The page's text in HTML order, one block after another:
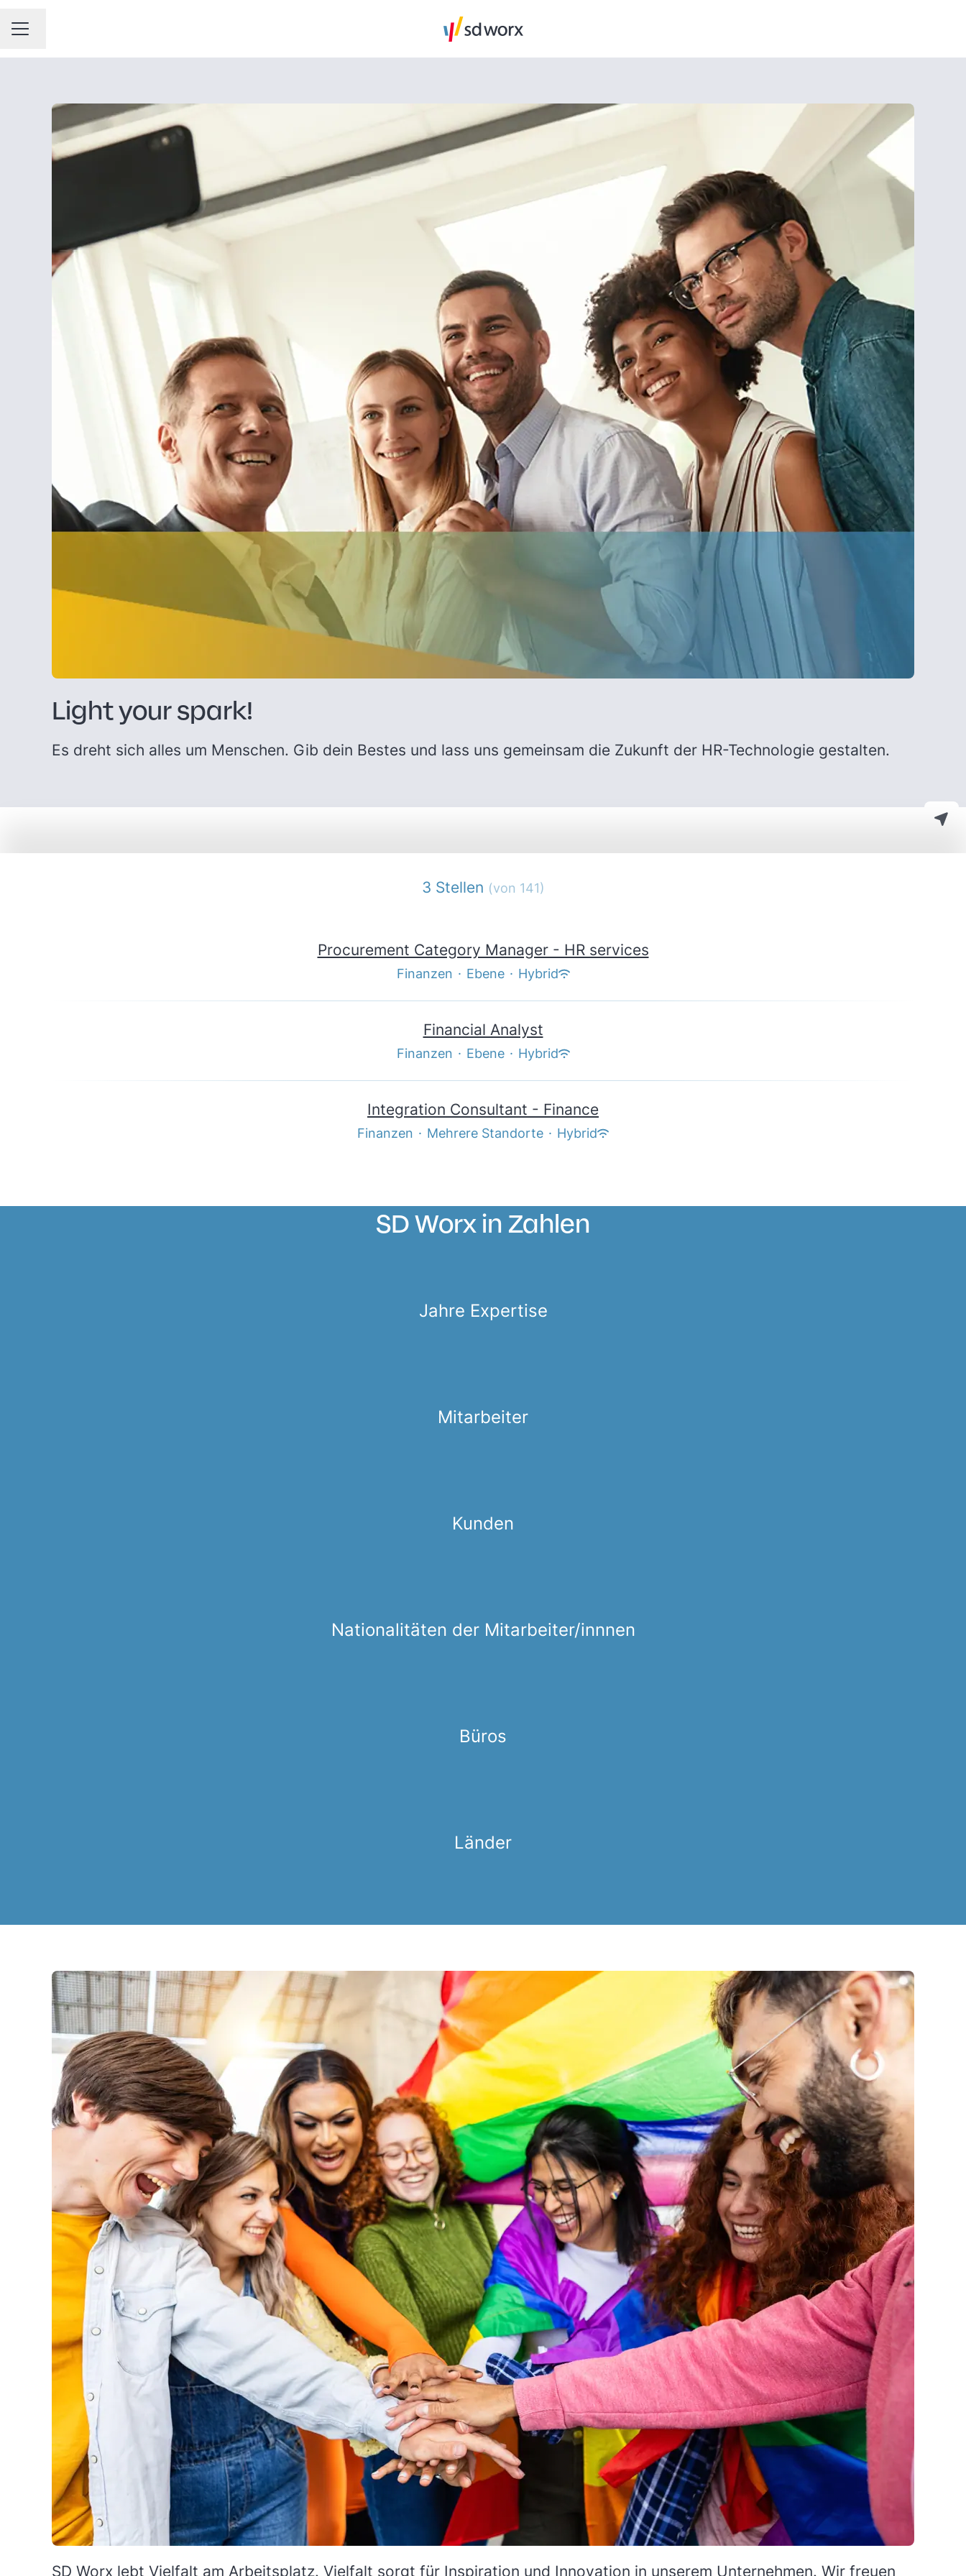
KARRIEREMENÜ
Sprache ändern
Light your spark!
Es dreht sich alles um Menschen. Gib dein Bestes und lass uns gemeinsam die Zukunft der HR-Technologie gestalten.
3 Stellen (von 141)
Procurement Category Manager - HR services
Finanzen · Ebene · Hybrid
Financial Analyst
Finanzen · Ebene · Hybrid
Integration Consultant - Finance
Finanzen · Mehrere Standorte · Hybrid
SD Worx in Zahlen
Jahre Expertise
Mitarbeiter
Kunden
Nationalitäten der Mitarbeiter/innnen
Büros
Länder
SD Worx lebt Vielfalt am Arbeitsplatz. Vielfalt sorgt für Inspiration und Innovation in unserem Unternehmen. Wir freuen